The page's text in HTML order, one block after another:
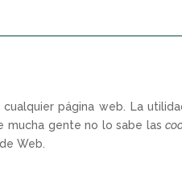
página web. La
mucha gente no lo sabe las
Web.